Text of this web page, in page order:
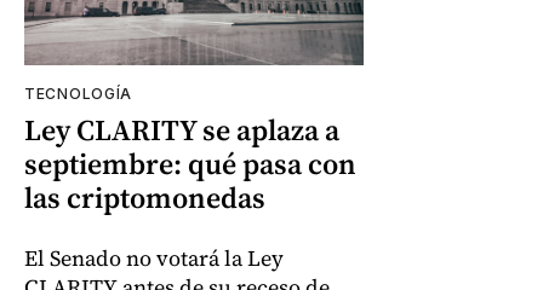
TECNOLOGÍA
Ley CLARITY se aplaza a
septiembre: qué pasa con
las criptomonedas
El Senado no votará la Ley